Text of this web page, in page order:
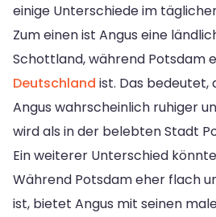
einige Unterschiede im
Zum einen ist Angus eine
Schottland, während Potsdam
Deutschland ist. Das bedeutet,
Angus wahrscheinlich ruhiger
wird als in der belebten Stadt
Ein weiterer Unterschied
Während Potsdam eher flach
ist, bietet Angus mit seinen